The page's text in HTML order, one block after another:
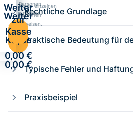
Personen
zuweisen.
Weiter
zur
Kasse
·
0,00 €
Kurse einzelnen
Personen
zuweisen.
Weiter
zur
Kasse
·
0,00 €
Rechtliche Grundlage
Praktische Bedeutung für
Typische Fehler und
Praxisbeispiel